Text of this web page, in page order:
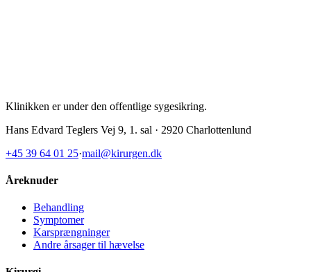
Klinikken er under den offentlige sygesikring.
Hans Edvard Teglers Vej 9, 1. sal · 2920 Charlottenlund
+45 39 64 01 25·mail@kirurgen.dk
Åreknuder
Behandling
Symptomer
Karsprængninger
Andre årsager til hævelse